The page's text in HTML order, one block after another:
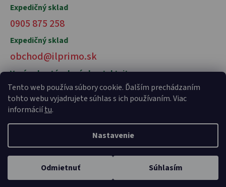
Tento web používa súbory cookie. Ďalším prechádzaním
tohto webu vyjadrujete súhlas s ich používaním. Viac
informáciítu.
Nastavenie
Odmietnuť Súhlasím
Expedičný sklad
0905 875 258
Expedičný sklad
obchod@ilprimo.sk
V prípade otázok nás kontaktujte
Vytvoril Shoptet Premium a
Adatelier
Copyright 2026il primo talianske potraviny. Všetky práva
vyhradené.